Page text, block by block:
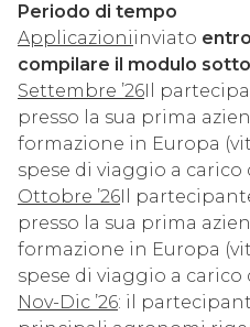
Periodo di tempo
Applicazioniinviato
compilare il modulo
Settembre ’26Il
presso la sua prima
formazione in Europa
spese di viaggio a
Ottobre ’26Il
presso la sua prima
formazione in Europa
spese di viaggio a
Nov-Dic ’26: il